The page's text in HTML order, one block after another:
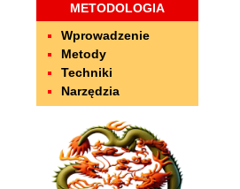
METODOLOGIA
Wprowadzenie
Metody
Techniki
Narzędzia